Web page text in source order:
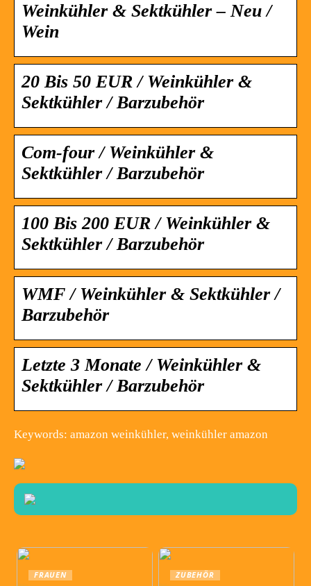
Weinkühler & Sektkühler – Neu /
Wein
20 Bis 50 EUR / Weinkühler &
Sektkühler / Barzubehör
Com-four / Weinkühler &
Sektkühler / Barzubehör
100 Bis 200 EUR / Weinkühler &
Sektkühler / Barzubehör
WMF / Weinkühler & Sektkühler /
Barzubehör
Letzte 3 Monate / Weinkühler &
Sektkühler / Barzubehör
Keywords: amazon weinkühler, weinkühler amazon
FRAUEN ZUBEHÖR